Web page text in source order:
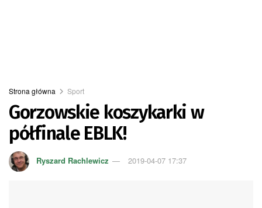
Strona główna Sport
Gorzowskie koszykarki w
półfinale EBLK!
Ryszard Rachlewicz 2019-04-07 17:37